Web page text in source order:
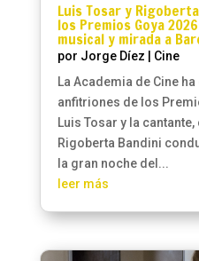
Luis Tosar y
los Premios Goya
musical y mirada a
por Jorge Díez
Cine
La Academia de Cine
anfitriones de los
Luis Tosar y la
Rigoberta Bandini
la gran noche del...
leer más